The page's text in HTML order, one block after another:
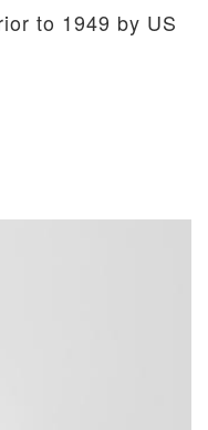
to 1949 by US